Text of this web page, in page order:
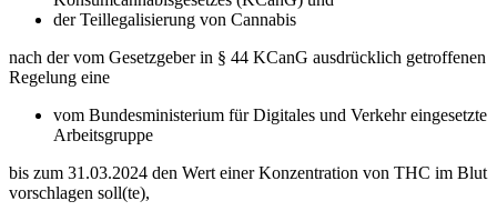
der Teillegalisierung von Cannabis
nach der vom Gesetzgeber in § 44 KCanG ausdrücklich getroffenen
Regelung eine
vom Bundesministerium für Digitales und Verkehr eingesetzte
Arbeitsgruppe
bis zum 31.03.2024 den Wert einer Konzentration von THC im Blut
vorschlagen soll(te),